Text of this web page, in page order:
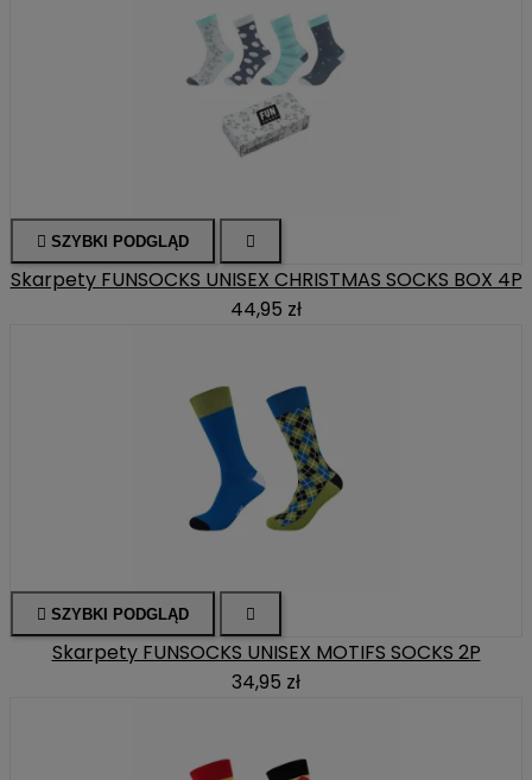
 SZYBKI PODGLĄD 
Skarpety FUNSOCKS UNISEX CHRISTMAS SOCKS BOX 4P
44,95 zł
 SZYBKI PODGLĄD 
Skarpety FUNSOCKS UNISEX MOTIFS SOCKS 2P
34,95 zł